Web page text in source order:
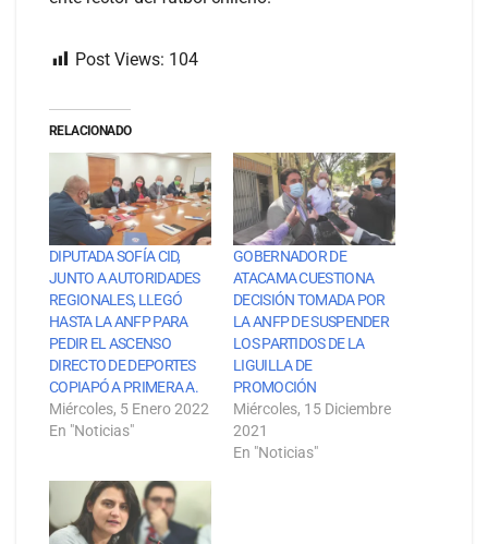
Post Views: 104
RELACIONADO
DIPUTADA SOFÍA CID,
JUNTO A AUTORIDADES
REGIONALES, LLEGÓ
HASTA LA ANFP PARA
PEDIR EL ASCENSO
DIRECTO DE DEPORTES
COPIAPÓ A PRIMERA A.
Miércoles, 5 Enero 2022
En "Noticias"
GOBERNADOR DE
ATACAMA CUESTIONA
DECISIÓN TOMADA POR
LA ANFP DE SUSPENDER
LOS PARTIDOS DE LA
LIGUILLA DE
PROMOCIÓN
Miércoles, 15 Diciembre
2021
En "Noticias"